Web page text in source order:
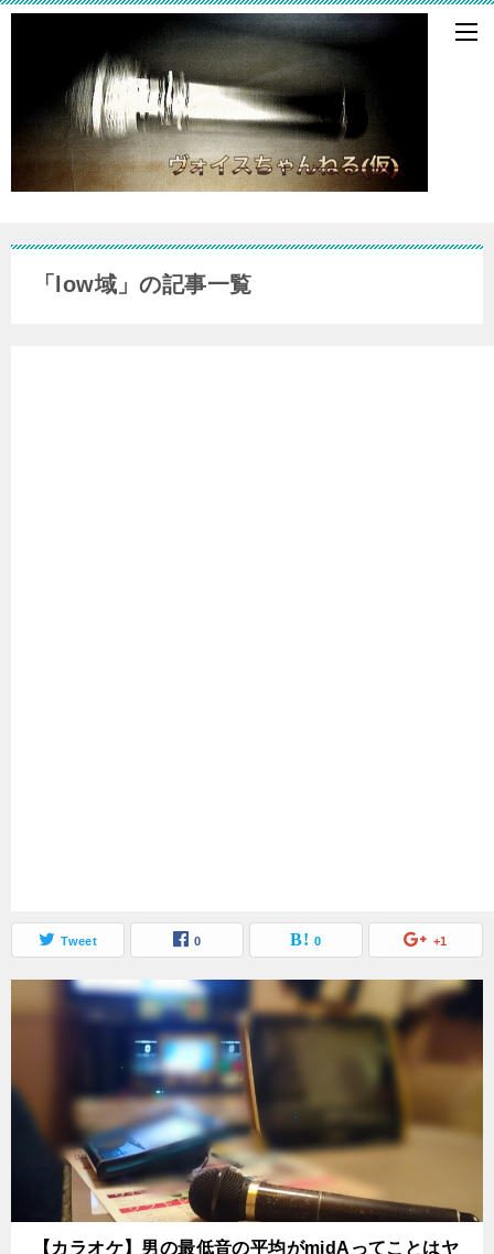
「low域」の記事一覧
Tweet 0 0 +1
【カラオケ】男の最低音の平均がmidAってことはヤ